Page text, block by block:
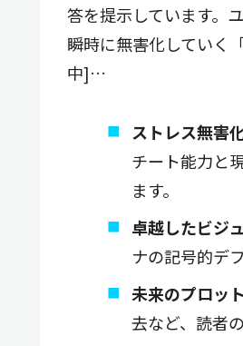
答を提示しています。
瞬時に無害化していく
中]…
ストレス無害
チート能力と
ます。
卓越したビジ
ナの記号的デ
未来のプロッ
去など、読者